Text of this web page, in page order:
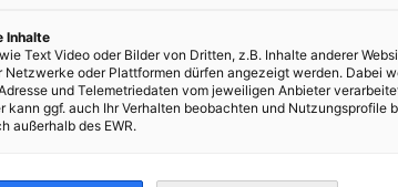
Inhalte
Text Video oder Bilder von Dritten, z.B. Inhalte anderer
Netzwerke oder Plattformen dürfen angezeigt werden. Dabei
und Telemetriedaten vom jeweiligen Anbieter
kann ggf. auch Ihr Verhalten beobachten und Nutzungsprofile
außerhalb des EWR.